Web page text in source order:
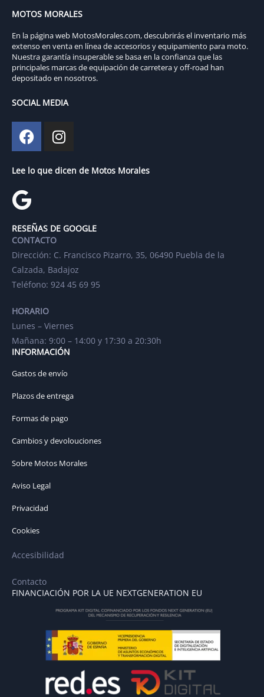
MOTOS MORALES
En la página web MotosMorales.com, descubrirás el inventario más
extenso en venta en línea de accesorios y equipamiento para moto.
Nuestra garantía insuperable se basa en la confianza que las
principales marcas de equipación de carretera y off-road han
depositado en nosotros.
SOCIAL MEDIA
Lee lo que dicen de Motos Morales
RESEÑAS DE GOOGLE
CONTACTO
Dirección: C. Francisco Pizarro, 35, 06490 Puebla de la
Calzada, Badajoz
Teléfono: 924 45 69 95
HORARIO
Lunes – Viernes
Mañana: 9:00 – 14:00 y 17:30 a 20:30h
INFORMACIÓN
Gastos de envío
Plazos de entrega
Formas de pago
Cambios y devolouciones
Sobre Motos Morales
Aviso Legal
Privacidad
Cookies
Accesibilidad
Contacto
FINANCIACIÓN POR LA UE NEXTGENERATION EU